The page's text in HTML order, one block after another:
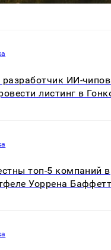
разработчик ИИ-
листинг в
топ-5 компаний в
Уоррена